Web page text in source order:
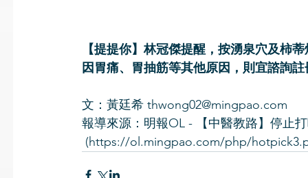
【提提你】林冠傑提醒，按湧泉穴及柿
因胃痛、胃抽筋等其他原因，則宜諮詢
文：黃廷希 thwong02@mingpao.com
報導來源：明報OL - 【中醫教路】停止
(https://ol.mingpao.com/php/